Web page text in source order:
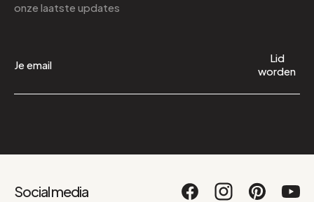
onze laatste updates
Lid
worden
Social media